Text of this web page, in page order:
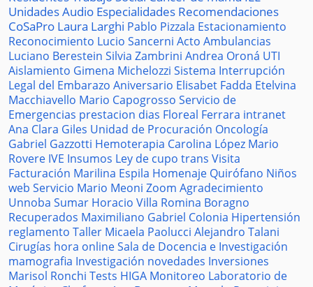
UnidadesAudio Especialidades Recomendaciones
CoSaPro Laura Larghi Pablo Pizzala Estacionamiento
Reconocimiento Lucio Sancerni Acto Ambulancias
Luciano Berestein Silvia Zambrini Andrea Oroná UTI
Aislamiento Gimena Michelozzi Sistema Interrupción
Legal del Embarazo Aniversario Elisabet Fadda Etelvina
Macchiavello Mario Capogrosso Servicio de
Emergencias prestacion dias Floreal Ferrara intranet
Ana Clara Giles Unidad de Procuración Oncología
Gabriel Gazzotti Hemoterapia Carolina López Mario
Rovere IVE Insumos Ley de cupo trans Visita
Facturación Marilina Espila Homenaje Quirófano Niños
web Servicio Mario Meoni Zoom Agradecimiento
Unnoba Sumar Horacio Villa Romina Boragno
Recuperados Maximiliano Gabriel Colonia Hipertensión
reglamento Taller Micaela Paolucci Alejandro Talani
Cirugías hora onlineSala de Docencia e Investigación
mamografia Investigación novedades Inversiones
Marisol Ronchi Tests HIGA Monitoreo Laboratorio de